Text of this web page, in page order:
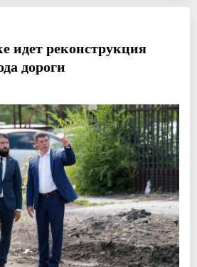
идет реконструкция
дороги